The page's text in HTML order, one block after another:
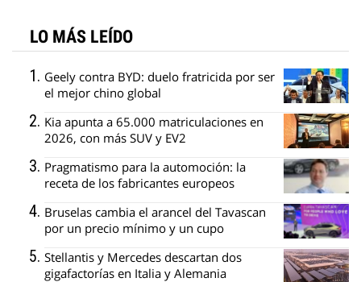
LO MÁS LEÍDO
Geely contra BYD: duelo fratricida por ser
el mejor chino global
Kia apunta a 65.000 matriculaciones en
2026, con más SUV y EV2
Pragmatismo para la automoción: la
receta de los fabricantes europeos
Bruselas cambia el arancel del Tavascan
por un precio mínimo y un cupo
Stellantis y Mercedes descartan dos
gigafactorías en Italia y Alemania